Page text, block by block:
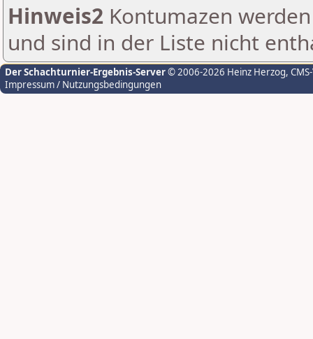
Hinweis2 Kontumazen
und sind in der Liste nicht
Der Schachturnier-Ergebnis-Server© 2006-2026 Heinz Herzog,
Impressum / Nutzungsbedingungen